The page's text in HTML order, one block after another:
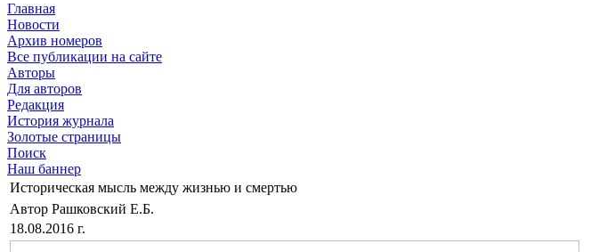
Главная
Новости
Архив номеров
Все публикации на сайте
Авторы
Для авторов
Редакция
История журнала
Золотые страницы
Поиск
Наш баннер
Историческая мысль между жизнью и смертью
Автор Рашковский Е.Б.
18.08.2016 г.